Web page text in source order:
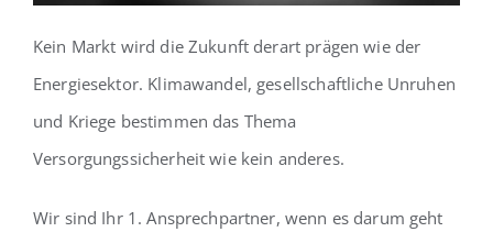
Kein Markt wird die Zukunft derart prägen wie der
Energiesektor. Klimawandel, gesellschaftliche Unruhen
und Kriege bestimmen das Thema
Versorgungssicherheit wie kein anderes.
Wir sind Ihr 1. Ansprechpartner, wenn es darum geht